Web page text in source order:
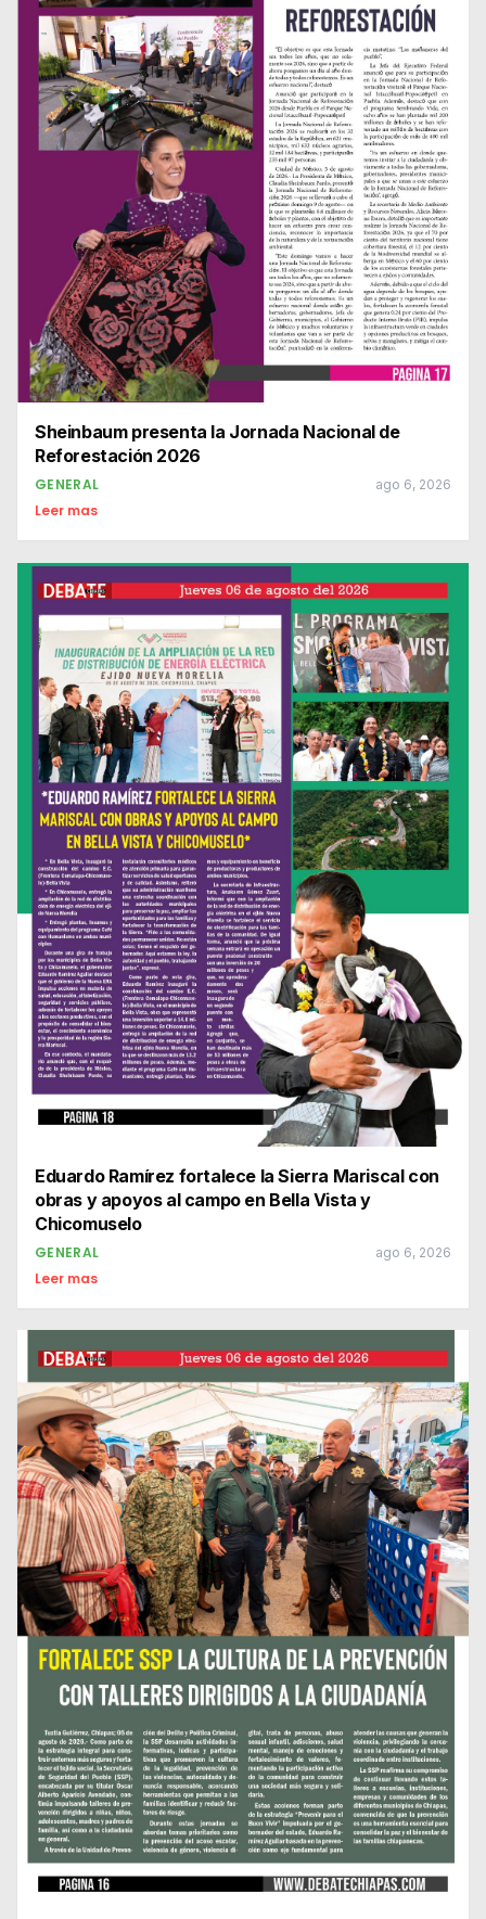
Sheinbaum presenta la Jornada Nacional de
Reforestación 2026
GENERAL ago 6, 2026
Leer mas
Eduardo Ramírez fortalece la Sierra Mariscal con
obras y apoyos al campo en Bella Vista y
Chicomuselo
GENERAL ago 6, 2026
Leer mas